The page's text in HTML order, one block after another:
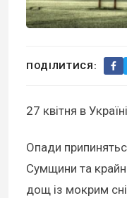
ПОДІЛИТИСЯ:
27 квітня в
Опади
Сумщини та
дощ із мокрим